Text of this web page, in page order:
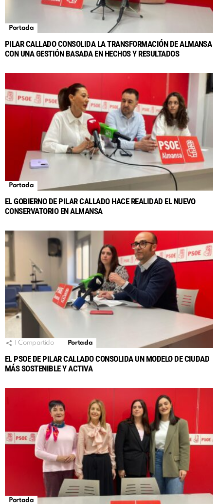
Portada
PILAR CALLADO CONSOLIDA LA TRANSFORMACIÓN DE ALMANSA
CON UNA GESTIÓN BASADA EN HECHOS Y RESULTADOS
Portada
EL GOBIERNO DE PILAR CALLADO HACE REALIDAD EL NUEVO
CONSERVATORIO EN ALMANSA
Compartido Portada
EL PSOE DE PILAR CALLADO CONSOLIDA UN MODELO DE CIUDAD
MÁS SOSTENIBLE Y ACTIVA
Portada